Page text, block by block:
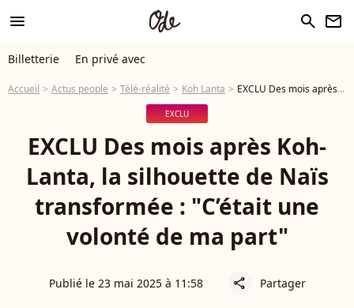
menu search newsletter
Billetterie En privé avec
Accueil Actus people Télé-réalité Koh Lanta EXCLU Des mois après Koh-Lanta, la silhouette de Naïs transformée : "C’était une volonté de ma part"
EXCLU
EXCLU Des mois après Koh-
Lanta, la silhouette de Naïs
transformée : "C’était une
volonté de ma part"
Publié le 23 mai 2025 à 11:58 share Partager